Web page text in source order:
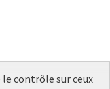
le contrôle sur ceux